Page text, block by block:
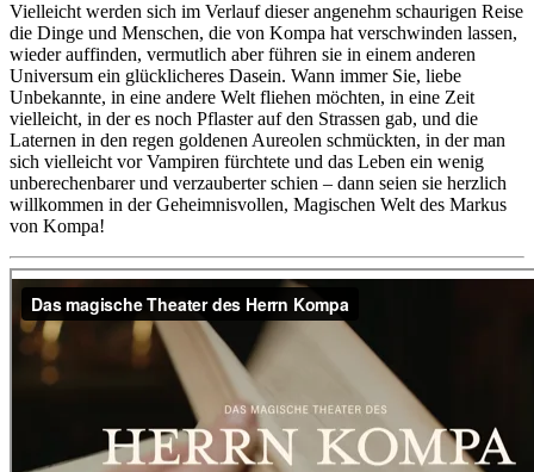
Vielleicht werden sich im Verlauf dieser angenehm schaurigen Reise
die Dinge und Menschen, die von Kompa hat verschwinden lassen,
wieder auffinden, vermutlich aber führen sie in einem anderen
Universum ein glücklicheres Dasein. Wann immer Sie, liebe
Unbekannte, in eine andere Welt fliehen möchten, in eine Zeit
vielleicht, in der es noch Pflaster auf den Strassen gab, und die
Laternen in den regen goldenen Aureolen schmückten, in der man
sich vielleicht vor Vampiren fürchtete und das Leben ein wenig
unberechenbarer und verzauberter schien – dann seien sie herzlich
willkommen in der Geheimnisvollen, Magischen Welt des Markus
von Kompa!